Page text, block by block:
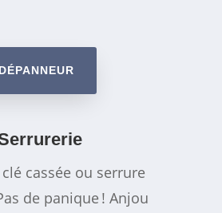
cassée ou serrure
de panique ! Anjou